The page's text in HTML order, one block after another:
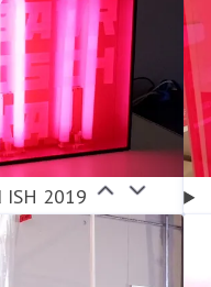
ISH 2019